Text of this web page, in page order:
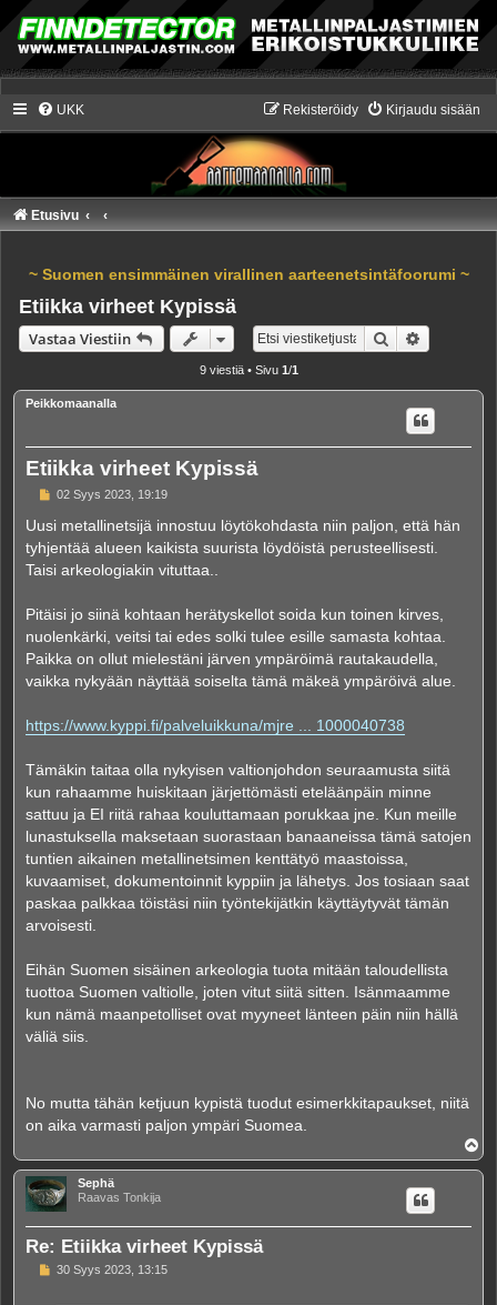
UKK Kirjaudu sisään
Rekisteröidy
Etusivu
~ Suomen ensimmäinen virallinen aarteenetsintäfoorumi ~
Etiikka virheet Kypissä
Vastaa Viestiin Etsi
9 viestiä • Sivu 1/1
Peikkomaanalla
Etiikka virheet Kypissä
V
e
t
i
02 Syys 2023, 19:19
Uusi metallinetsijä innostuu löytökohdasta niin paljon, että hän
tyhjentää alueen kaikista suurista löydöistä perusteellisesti.
Taisi arkeologiakin vituttaa..
Pitäisi jo siinä kohtaan herätyskellot soida kun toinen kirves,
nuolenkärki, veitsi tai edes solki tulee esille samasta kohtaa.
Paikka on ollut mielestäni järven ympäröimä rautakaudella,
vaikka nykyään näyttää soiselta tämä mäkeä ympäröivä alue.
https://www.kyppi.fi/palveluikkuna/mjre ... 1000040738
Tämäkin taitaa olla nykyisen valtionjohdon seuraamusta siitä
kun rahaamme huiskitaan järjettömästi eteläänpäin minne
sattuu ja EI riitä rahaa kouluttamaan porukkaa jne. Kun meille
lunastuksella maksetaan suorastaan banaaneissa tämä satojen
tuntien aikainen metallinetsimen kenttätyö maastoissa,
kuvaamiset, dokumentoinnit kyppiin ja lähetys. Jos tosiaan saat
paskaa palkkaa töistäsi niin työntekijätkin käyttäytyvät tämän
arvoisesti.
Eihän Suomen sisäinen arkeologia tuota mitään taloudellista
tuottoa Suomen valtiolle, joten vitut siitä sitten. Isänmaamme
kun nämä maanpetolliset ovat myyneet länteen päin niin hällä
väliä siis.
No mutta tähän ketjuun kypistä tuodut esimerkkitapaukset, niitä
on aika varmasti paljon ympäri Suomea.
l
ö
Sephä
Raavas Tonkija
Re: Etiikka virheet Kypissä
V30 Syys 2023, 13:15